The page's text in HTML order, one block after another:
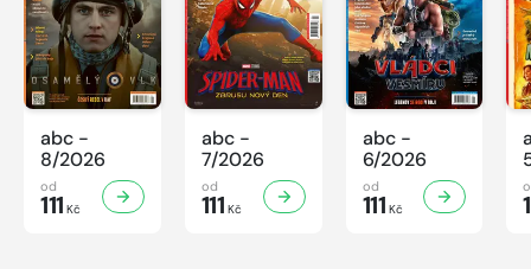
abc -
8/2026
od
111 Kč
abc -
7/2026
od
111 Kč
abc -
6/2026
od
111 Kč